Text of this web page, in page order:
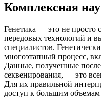
Комплексная
Генетика — это не просто
передовых технологий и
специалистов.
многоэтапный процесс,
Данные, полученные
секвенирования, — это
Для их правильной
доступ к большим